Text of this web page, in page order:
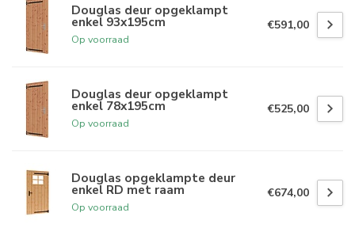
Douglas deur opgeklampt
enkel 93x195cm
Op voorraad
€591,00
Douglas deur opgeklampt
enkel 78x195cm
Op voorraad
€525,00
Douglas opgeklampte deur
enkel RD met raam
Op voorraad
€674,00